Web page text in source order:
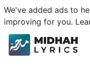
We've added ads to
improving for you.